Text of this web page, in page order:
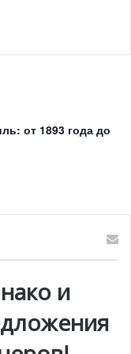
от 1893 года до
и